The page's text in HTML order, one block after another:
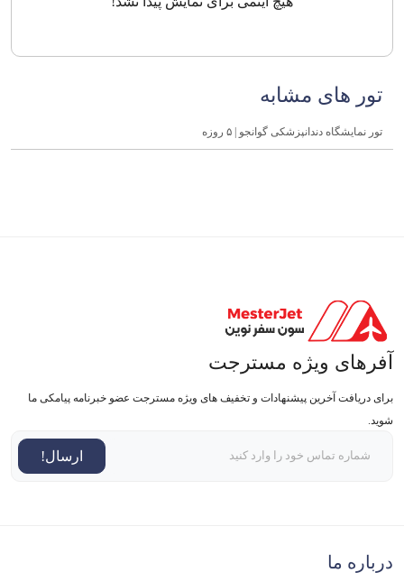
تور های مشابه
تور نمایشگاه دندانپزشکی گوانجو | ۵ روزه
آفرهای ویژه مسترجت
برای دریافت آخرین پیشنهادات و تخفیف های ویژه مسترجت عضو خبرنامه پیامکی ما
شوید.
ارسال!
درباره ما